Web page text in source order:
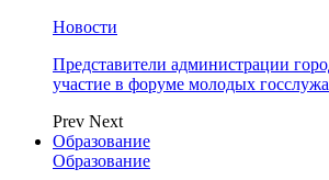
Новости
Представители администрации
участие в форуме молодых
Prev Next
Образование
Образование